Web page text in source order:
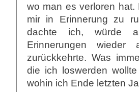
wo man es verloren hat.
mir in Erinnerung zu
dachte ich, würde
Erinnerungen
zurückkehrte. Was
die ich loswerden
wohin ich Ende letzten